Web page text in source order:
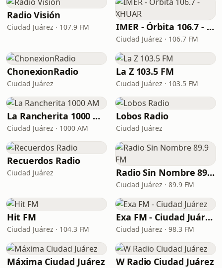
Radio Visión
Ciudad Juárez · 107.9 FM IMER - Órbita 106.7 - XHUAR
Ciudad Juárez · 106.7 FM
ChonexionRadio
Ciudad Juárez
La Z 103.5 FM
Ciudad Juárez · 103.5 FM
La Rancherita 1000 AM
Ciudad Juárez · 1000 AM
Lobos Radio
Ciudad Juárez
Recuerdos Radio
Ciudad Juárez Radio Sin Nombre 89.9 FM
Ciudad Juárez · 89.9 FM
Hit FM
Ciudad Juárez · 104.3 FM
Exa FM - Ciudad Juárez
Ciudad Juárez · 98.3 FM
Máxima Ciudad Juárez W Radio Ciudad Juárez